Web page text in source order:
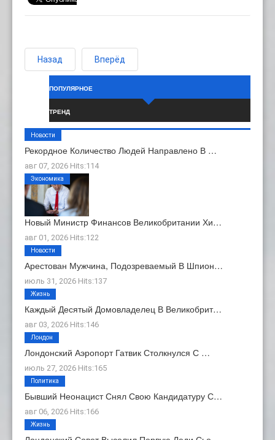
Назад Вперёд
ПОПУЛЯРНОЕ
ТРЕНД
Рекордное Количество Людей Направлено В …
авг 07, 2026 Hits:114
Новости
Новый Министр Финансов Великобритании Хи…
авг 01, 2026 Hits:122
Экономика
Арестован Мужчина, Подозреваемый В Шпион…
июль 31, 2026 Hits:137
Новости
Каждый Десятый Домовладелец В Великобрит…
авг 03, 2026 Hits:146
Жизнь
Лондонский Аэропорт Гатвик Столкнулся С …
июль 27, 2026 Hits:165
Лондон
Бывший Неонацист Снял Свою Кандидатуру С…
авг 06, 2026 Hits:166
Политика
Жизнь